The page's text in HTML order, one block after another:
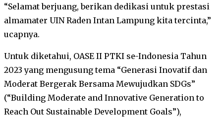
“Selamat berjuang, berikan dedikasi untuk prestasi
almamater UIN Raden Intan Lampung kita tercinta,”
ucapnya.
Untuk diketahui, OASE II PTKI se-Indonesia Tahun
2023 yang mengusung tema “Generasi Inovatif dan
Moderat Bergerak Bersama Mewujudkan SDGs”
(“Building Moderate and Innovative Generation to
Reach Out Sustainable Development Goals”),